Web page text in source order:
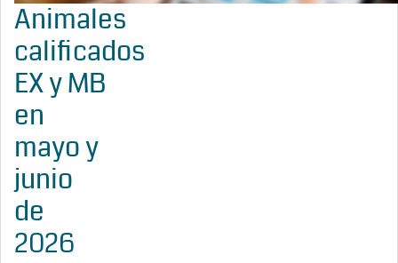
Animales
calificados
EX y MB
en
mayo y
junio
de
2026